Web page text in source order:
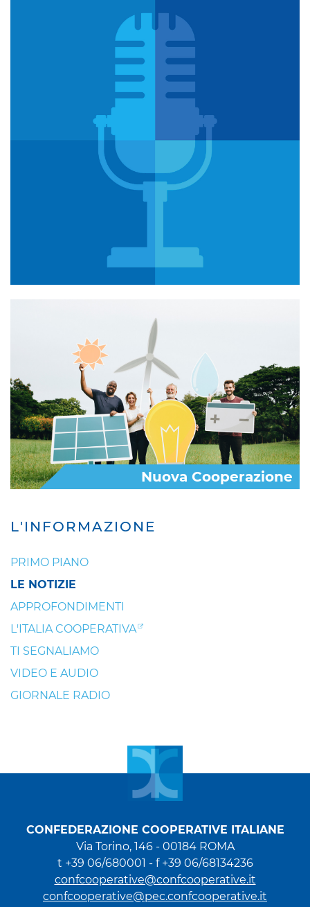
L'INFORMAZIONE
PRIMO PIANO
LE NOTIZIE
APPROFONDIMENTI
L'ITALIA COOPERATIVA
TI SEGNALIAMO
VIDEO E AUDIO
GIORNALE RADIO
Nuova Cooperazione
CONFEDERAZIONE COOPERATIVE ITALIANE
Via Torino, 146 - 00184 ROMA
t +39 06/680001 - f +39 06/68134236
confcooperative@confcooperative.it
confcooperative@pec.confcooperative.it